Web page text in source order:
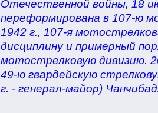
Отечественной войны, 18
переформирована в 107-ю
1942 г., 107-я
дисциплину и примерный
мотострелковую дивизию.
49-ю гвардейскую
г. - генерал-майор)